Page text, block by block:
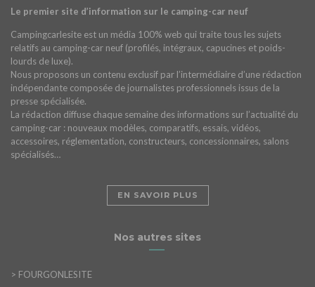
Le premier site d’information sur le camping-car neuf
Campingcarlesite est un média 100% web qui traite tous les sujets
relatifs au camping-car neuf (profilés, intégraux, capucines et poids-
lourds de luxe).
Nous proposons un contenu exclusif par l’intermédiaire d’une rédaction
indépendante composée de journalistes professionnels issus de la
presse spécialisée.
La rédaction diffuse chaque semaine des informations sur l’actualité du
camping-car : nouveaux modèles, comparatifs, essais, vidéos,
accessoires, réglementation, constructeurs, concessionnaires, salons
spécialisés…
EN SAVOIR PLUS
Nos autres sites
> FOURGONLESITE